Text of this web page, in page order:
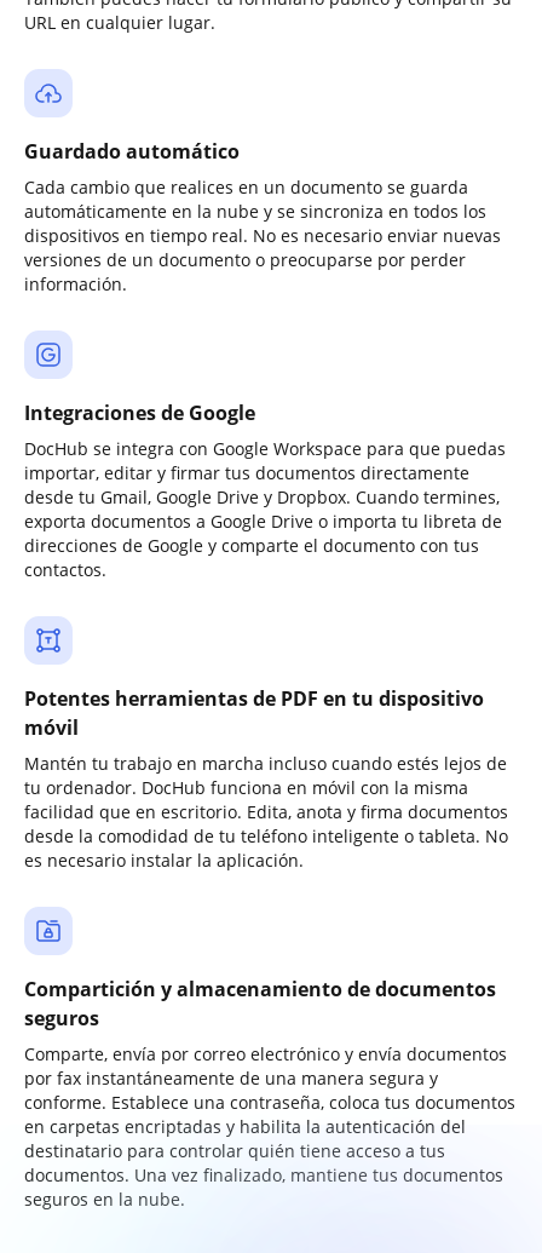
URL en cualquier lugar.
Guardado automático
Cada cambio que realices en un documento se guarda
automáticamente en la nube y se sincroniza en todos los
dispositivos en tiempo real. No es necesario enviar nuevas
versiones de un documento o preocuparse por perder
información.
Integraciones de Google
DocHub se integra con Google Workspace para que puedas
importar, editar y firmar tus documentos directamente
desde tu Gmail, Google Drive y Dropbox. Cuando termines,
exporta documentos a Google Drive o importa tu libreta de
direcciones de Google y comparte el documento con tus
contactos.
Potentes herramientas de PDF en tu dispositivo
móvil
Mantén tu trabajo en marcha incluso cuando estés lejos de
tu ordenador. DocHub funciona en móvil con la misma
facilidad que en escritorio. Edita, anota y firma documentos
desde la comodidad de tu teléfono inteligente o tableta. No
es necesario instalar la aplicación.
Compartición y almacenamiento de documentos
seguros
Comparte, envía por correo electrónico y envía documentos
por fax instantáneamente de una manera segura y
conforme. Establece una contraseña, coloca tus documentos
en carpetas encriptadas y habilita la autenticación del
destinatario para controlar quién tiene acceso a tus
documentos. Una vez finalizado, mantiene tus documentos
seguros en la nube.